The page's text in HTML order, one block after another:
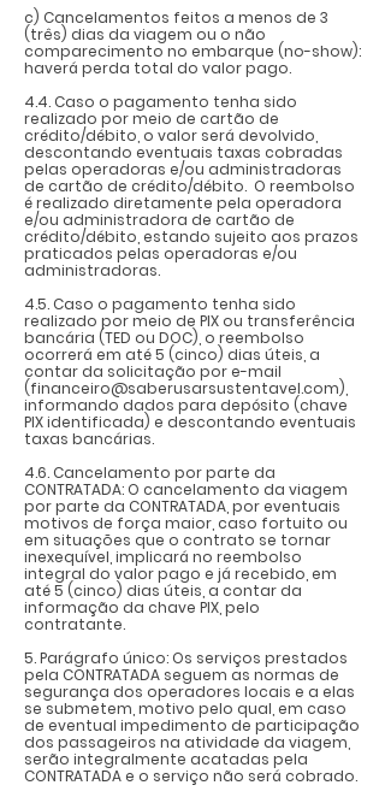
c) Cancelamentos feitos a menos de 3
(três) dias da viagem ou o não
comparecimento no embarque (no-show):
haverá perda total do valor pago.
4.4. Caso o pagamento tenha sido
realizado por meio de cartão de
crédito/débito, o valor será devolvido,
descontando eventuais taxas cobradas
pelas operadoras e/ou administradoras
de cartão de crédito/débito. O reembolso
é realizado diretamente pela operadora
e/ou administradora de cartão de
crédito/débito, estando sujeito aos prazos
praticados pelas operadoras e/ou
administradoras.
4.5. Caso o pagamento tenha sido
realizado por meio de PIX ou transferência
bancária (TED ou DOC), o reembolso
ocorrerá em até 5 (cinco) dias úteis, a
contar da solicitação por e-mail
(financeiro@saberusarsustentavel.com),
informando dados para depósito (chave
PIX identificada) e descontando eventuais
taxas bancárias.
4.6. Cancelamento por parte da
CONTRATADA: O cancelamento da viagem
por parte da CONTRATADA, por eventuais
motivos de força maior, caso fortuito ou
em situações que o contrato se tornar
inexequível, implicará no reembolso
integral do valor pago e já recebido, em
até 5 (cinco) dias úteis, a contar da
informação da chave PIX, pelo
contratante.
5. Parágrafo único: Os serviços prestados
pela CONTRATADA seguem as normas de
segurança dos operadores locais e a elas
se submetem, motivo pelo qual, em caso
de eventual impedimento de participação
dos passageiros na atividade da viagem,
serão integralmente acatadas pela
CONTRATADA e o serviço não será cobrado.